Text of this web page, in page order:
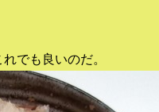
でも良いのだ。